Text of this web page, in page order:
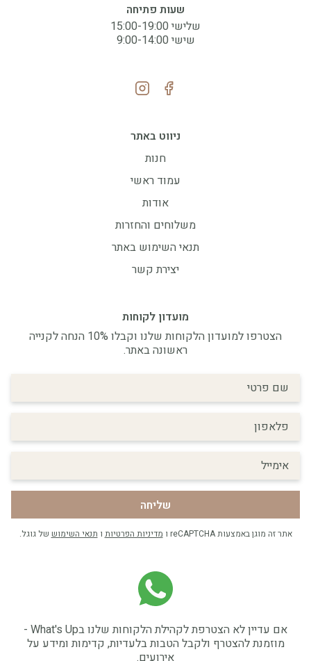
שעות פתיחה
שלישי 15:00-19:00
שישי 9:00-14:00
ניווט באתר
חנות
עמוד ראשי
אודות
משלוחים והחזרות
תנאי השימוש באתר
יצירת קשר
מועדון לקוחות
הצטרפו למועדון הלקוחות שלנו וקבלו 10% הנחה לקנייה
ראשונה באתר.
שליחה
אתר זה מוגן באמצעות reCAPTCHA ו מדיניות הפרטיות ו תנאי השימוש של גוגל.
אם עדיין לא הצטרפת לקהילת הלקוחות שלנו בWhat's Up -
מוזמנת להצטרף ולקבל הטבות בלעדיות, קדימות ומידע על